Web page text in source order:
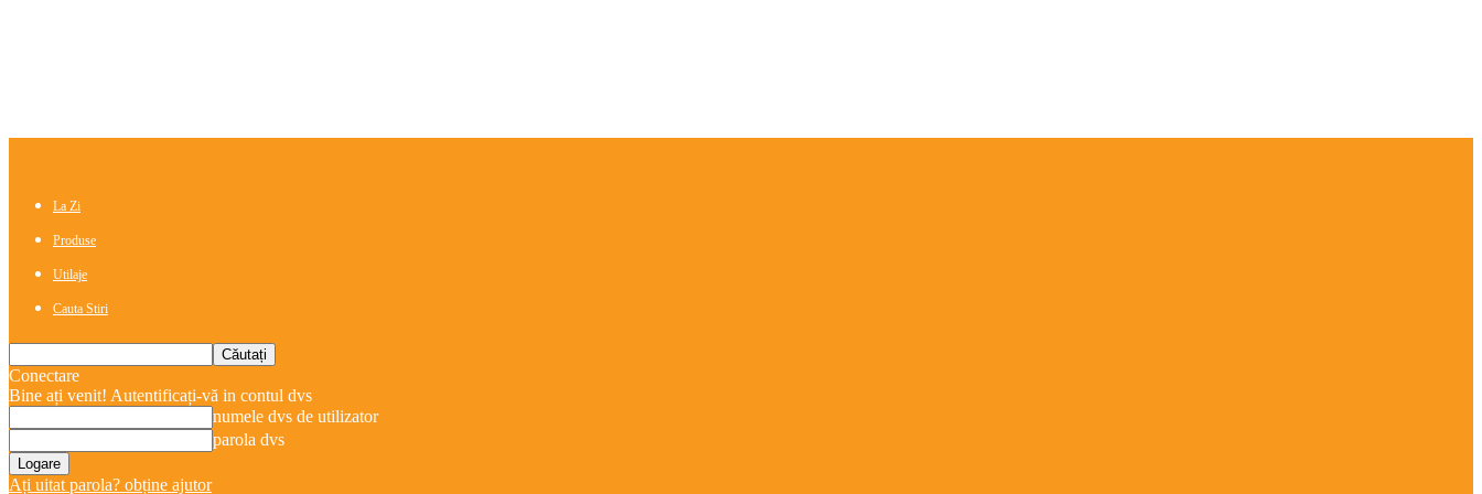
La Zi
Produse
Utilaje
Cauta Stiri
Conectare
Bine ați venit! Autentificați-vă in contul dvs
numele dvs de utilizator
parola dvs
Ați uitat parola? obține ajutor